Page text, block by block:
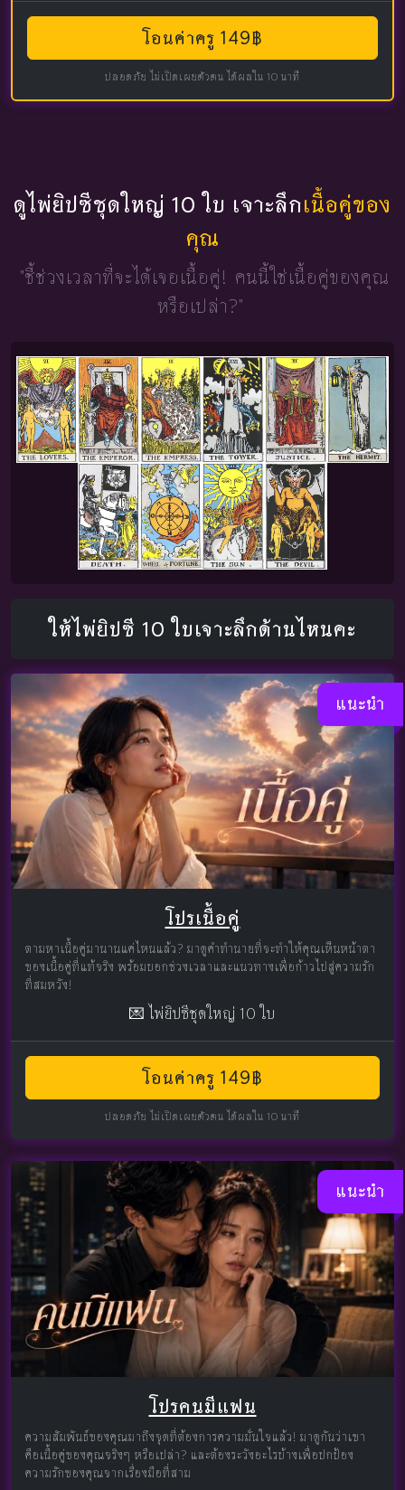
โอนค่าครู 149฿
ปลอดภัย ไม่เปิดเผยตัวตน ได้ผลใน 10 นาที
ดูไพ่ยิปซีชุดใหญ่ 10 ใบ เจาะลึกเนื้อคู่ของ
คุณ
"ชี้ช่วงเวลาที่จะได้เจอเนื้อคู่! คนนี้ใช่เนื้อคู่ของคุณ
หรือเปล่า?"
ให้ไพ่ยิปซี 10 ใบเจาะลึกด้านไหนคะ
แนะนำ
โปรเนื้อคู่
ตามหาเนื้อคู่มานานแค่ไหนแล้ว? มาดูคำทำนายที่จะทำให้คุณเห็นหน้าตา
ของเนื้อคู่ที่แท้จริง พร้อมบอกช่วงเวลาและแนวทางเพื่อก้าวไปสู่ความรัก
ที่สมหวัง!
💌 ไพ่ยิปซีชุดใหญ่ 10 ใบ
โอนค่าครู 149฿
ปลอดภัย ไม่เปิดเผยตัวตน ได้ผลใน 10 นาที
แนะนำ
โปรคนมีแฟน
ความสัมพันธ์ของคุณมาถึงจุดที่ต้องการความมั่นใจแล้ว! มาดูกันว่าเขา
คือเนื้อคู่ของคุณจริงๆ หรือเปล่า? และต้องระวังอะไรบ้างเพื่อปกป้อง
ความรักของคุณจากเรื่องมือที่สาม